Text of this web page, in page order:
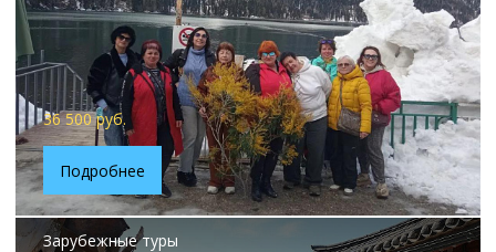
36 500 руб.
Подробнее
Зарубежные туры